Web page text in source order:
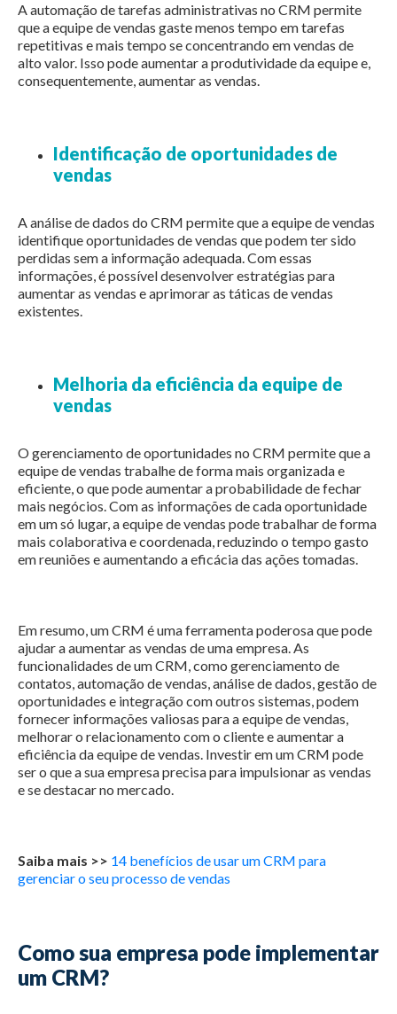
A automação de tarefas administrativas no CRM permite
que a equipe de vendas gaste menos tempo em tarefas
repetitivas e mais tempo se concentrando em vendas de
alto valor. Isso pode aumentar a produtividade da equipe e,
consequentemente, aumentar as vendas.
Identificação de oportunidades de
vendas
A análise de dados do CRM permite que a equipe de vendas
identifique oportunidades de vendas que podem ter sido
perdidas sem a informação adequada. Com essas
informações, é possível desenvolver estratégias para
aumentar as vendas e aprimorar as táticas de vendas
existentes.
Melhoria da eficiência da equipe de
vendas
O gerenciamento de oportunidades no CRM permite que a
equipe de vendas trabalhe de forma mais organizada e
eficiente, o que pode aumentar a probabilidade de fechar
mais negócios. Com as informações de cada oportunidade
em um só lugar, a equipe de vendas pode trabalhar de forma
mais colaborativa e coordenada, reduzindo o tempo gasto
em reuniões e aumentando a eficácia das ações tomadas.
Em resumo, um CRM é uma ferramenta poderosa que pode
ajudar a aumentar as vendas de uma empresa. As
funcionalidades de um CRM, como gerenciamento de
contatos, automação de vendas, análise de dados, gestão de
oportunidades e integração com outros sistemas, podem
fornecer informações valiosas para a equipe de vendas,
melhorar o relacionamento com o cliente e aumentar a
eficiência da equipe de vendas. Investir em um CRM pode
ser o que a sua empresa precisa para impulsionar as vendas
e se destacar no mercado.
Saiba mais >> 14 benefícios de usar um CRM para
gerenciar o seu processo de vendas
Como sua empresa pode implementar
um CRM?